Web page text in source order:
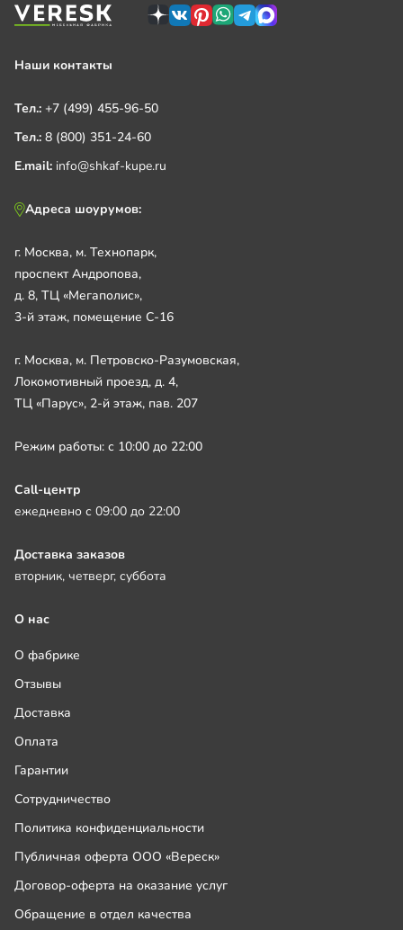
Наши контакты
Тел.: +7 (499) 455-96-50
Тел.: 8 (800) 351-24-60
E.mail: info@shkaf-kupe.ru
Адреса шоурумов:
г. Москва, м. Технопарк,
проспект Андропова,
д. 8, ТЦ «Мегаполис»,
3-й этаж, помещение С-16
г. Москва, м. Петровско-Разумовская,
Локомотивный проезд, д. 4,
ТЦ «Парус», 2-й этаж, пав. 207
Режим работы: с 10:00 до 22:00
Call-центр
ежедневно с 09:00 до 22:00
Доставка заказов
вторник, четверг, суббота
О нас
О фабрике
Отзывы
Доставка
Оплата
Гарантии
Сотрудничество
Политика конфиденциальности
Публичная оферта ООО «Вереск»
Договор-оферта на оказание услуг
Обращение в отдел качества